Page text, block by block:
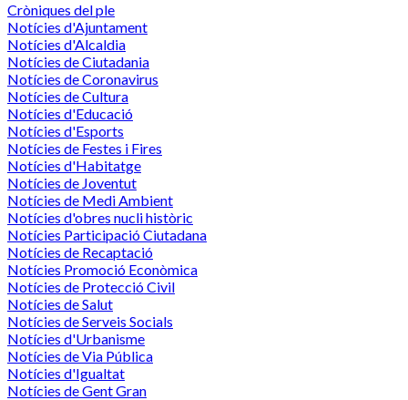
Cròniques del ple
Notícies d'Ajuntament
Notícies d'Alcaldia
Notícies de Ciutadania
Notícies de Coronavirus
Notícies de Cultura
Notícies d'Educació
Notícies d'Esports
Notícies de Festes i Fires
Notícies d'Habitatge
Notícies de Joventut
Notícies de Medi Ambient
Notícies d'obres nucli històric
Notícies Participació Ciutadana
Notícies de Recaptació
Notícies Promoció Econòmica
Notícies de Protecció Civil
Notícies de Salut
Notícies de Serveis Socials
Notícies d'Urbanisme
Notícies de Via Pública
Notícies d'Igualtat
Notícies de Gent Gran